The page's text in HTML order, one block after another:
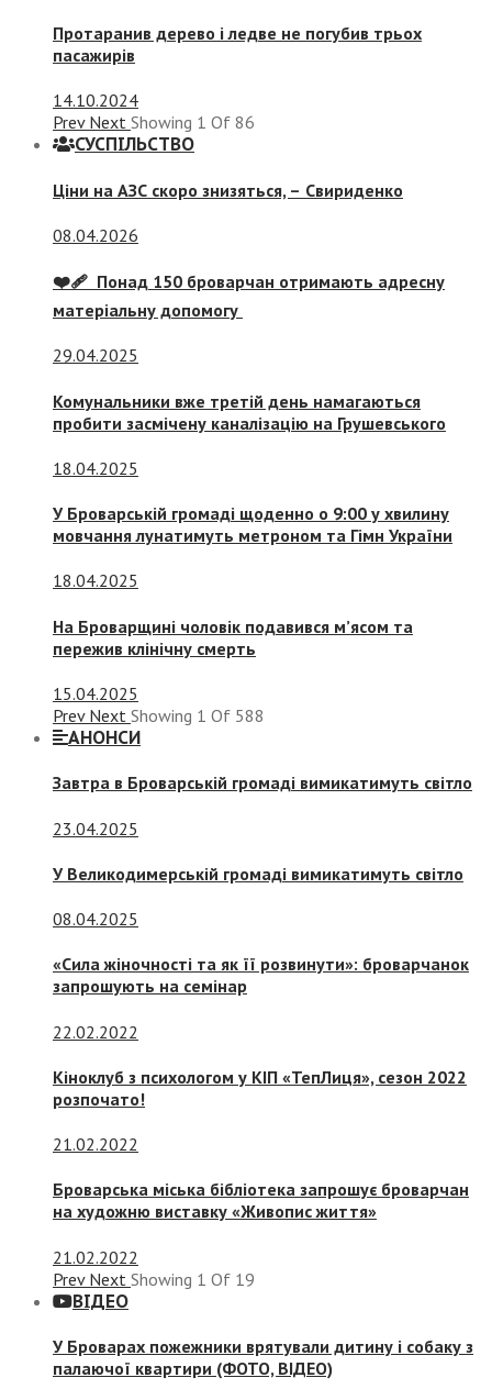
Протаранив дерево і ледве не погубив трьох
пасажирів
14.10.2024
Prev Next Showing 1 Of 86
СУСПIЛЬСТВО
Ціни на АЗС скоро знизяться, – Свириденко
08.04.2026
❤️‍🩹 Понад 150 броварчан отримають адресну
матеріальну допомогу
29.04.2025
Комунальники вже третій день намагаються
пробити засмічену каналізацію на Грушевського
18.04.2025
У Броварській громаді щоденно о 9:00 у хвилину
мовчання лунатимуть метроном та Гімн України
18.04.2025
На Броварщині чоловік подавився м’ясом та
пережив клінічну смерть
15.04.2025
Prev Next Showing 1 Of 588
АНОНСИ
Завтра в Броварській громаді вимикатимуть світло
23.04.2025
У Великодимерській громаді вимикатимуть світло
08.04.2025
«Сила жіночності та як її розвинути»: броварчанок
запрошують на семінар
22.02.2022
Кіноклуб з психологом у КІП «ТепЛиця», сезон 2022
розпочато!
21.02.2022
Броварська міська бібліотека запрошує броварчан
на художню виставку «Живопис життя»
21.02.2022
Prev Next Showing 1 Of 19
ВІДЕО
У Броварах пожежники врятували дитину і собаку з
палаючої квартири (ФОТО, ВІДЕО)